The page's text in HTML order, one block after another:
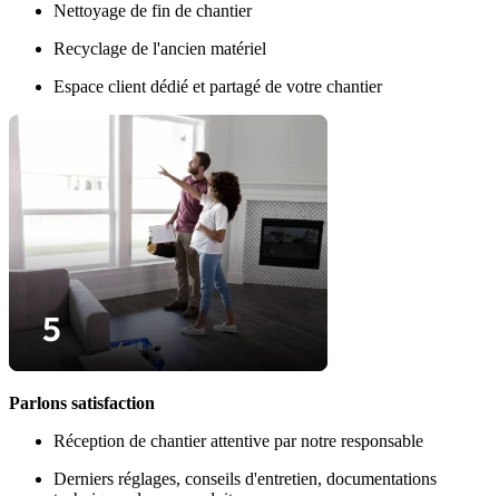
Nettoyage de fin de chantier
Recyclage de l'ancien matériel
Espace client dédié et partagé de votre chantier
Parlons satisfaction
Réception de chantier attentive par notre responsable
Derniers réglages, conseils d'entretien, documentations